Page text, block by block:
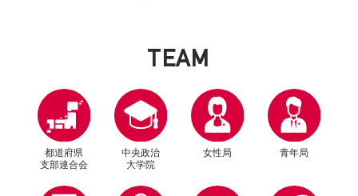
TEAM
都道府県
支部連合会
中央政治
大学院
女性局 青年局